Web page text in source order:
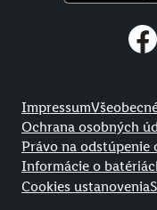
Impressum
Ochrana osobných
Právo na odstúpenie
Informácie o
Cookies ustanovenia